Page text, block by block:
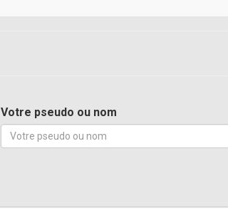
Votre pseudo ou nom